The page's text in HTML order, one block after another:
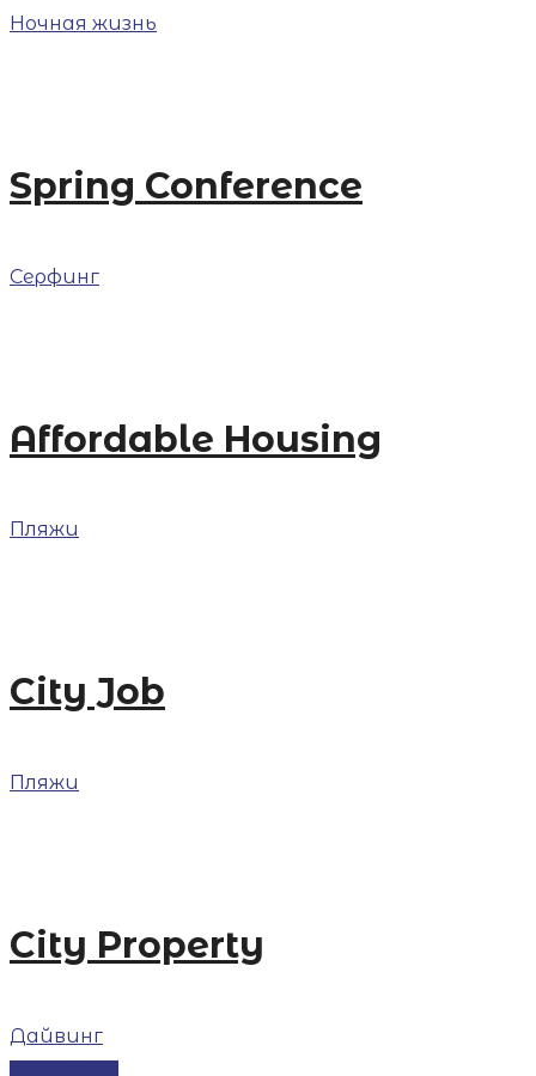
Ночная жизнь
Spring Conference
Серфинг
Affordable Housing
Пляжи
City Job
Пляжи
City Property
Дайвинг